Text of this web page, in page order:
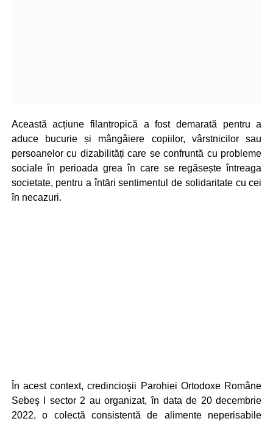
Această acțiune filantropică a fost demarată pentru a
aduce bucurie și mângâiere copiilor, vârstnicilor sau
persoanelor cu dizabilități care se confruntă cu probleme
sociale în perioada grea în care se regăsește întreaga
societate, pentru a întări sentimentul de solidaritate cu cei
în necazuri.
În acest context, credincioşii Parohiei Ortodoxe Române
Sebeş I sector 2 au organizat, în data de 20 decembrie
2022, o colectă consistentă de alimente neperisabile